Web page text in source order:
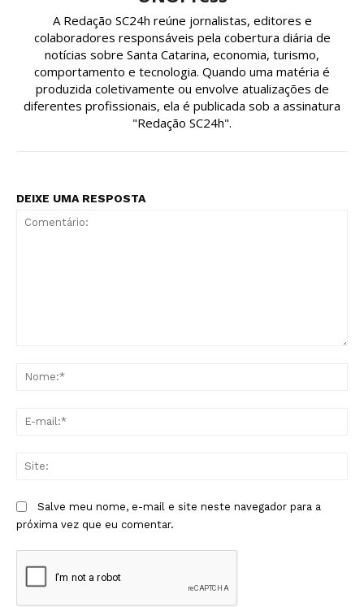
A Redação SC24h reúne jornalistas, editores e
colaboradores responsáveis pela cobertura diária de
notícias sobre Santa Catarina, economia, turismo,
comportamento e tecnologia. Quando uma matéria é
produzida coletivamente ou envolve atualizações de
diferentes profissionais, ela é publicada sob a assinatura
"Redação SC24h".
DEIXE UMA RESPOSTA
Salve meu nome, e-mail e site neste navegador para a
próxima vez que eu comentar.